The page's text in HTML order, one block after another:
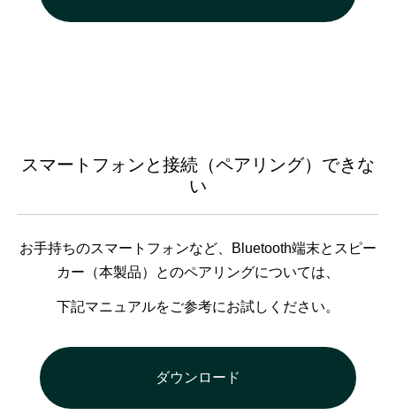
スマートフォンと接続（ペアリング）できな
い
お手持ちのスマートフォンなど、Bluetooth端末とスピー
カー（本製品）とのペアリングについては、
下記マニュアルをご参考にお試しください。
ダウンロード